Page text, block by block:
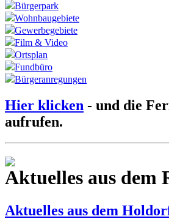
Bürgerpark
Wohnbaugebiete
Gewerbegebiete
Film & Video
Ortsplan
Fundbüro
Bürgeranregungen
Hier klicken - und die
aufrufen.
Aktuelles aus dem
Aktuelles aus dem